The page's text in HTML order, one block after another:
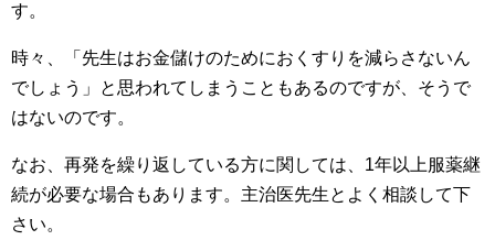
す。
時々、「先生はお金儲けのためにおくすりを減らさないん
でしょう」と思われてしまうこともあるのですが、そうで
はないのです。
なお、再発を繰り返している方に関しては、1年以上服薬継
続が必要な場合もあります。主治医先生とよく相談して下
さい。